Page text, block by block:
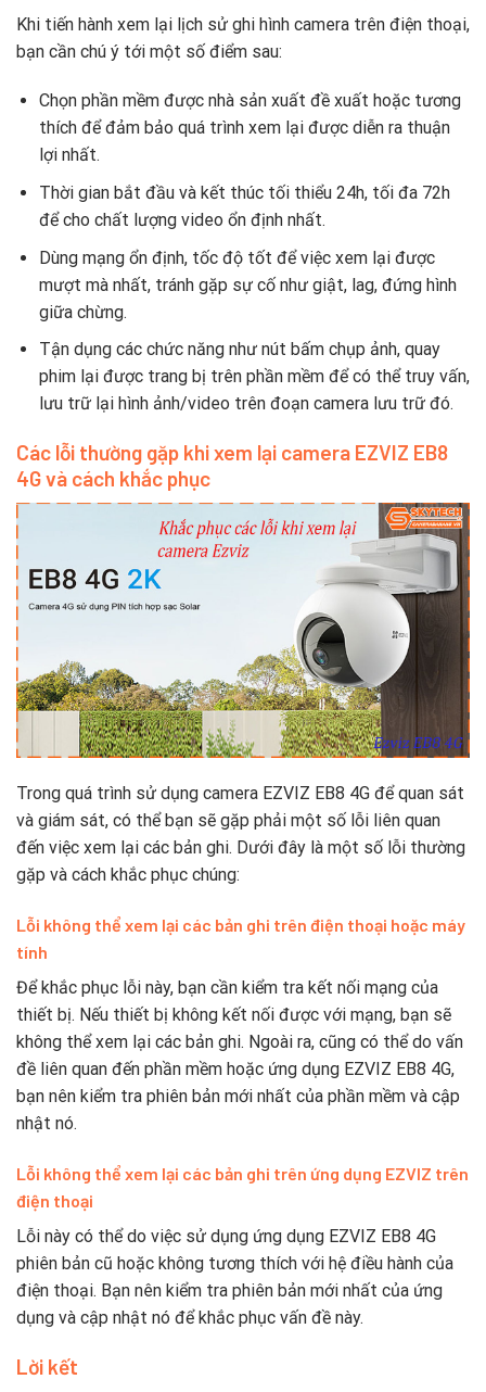
Khi tiến hành xem lại lịch sử ghi hình camera trên điện thoại,
bạn cần chú ý tới một số điểm sau:
Chọn phần mềm được nhà sản xuất đề xuất hoặc tương
thích để đảm bảo quá trình xem lại được diễn ra thuận
lợi nhất.
Thời gian bắt đầu và kết thúc tối thiểu 24h, tối đa 72h
để cho chất lượng video ổn định nhất.
Dùng mạng ổn định, tốc độ tốt để việc xem lại được
mượt mà nhất, tránh gặp sự cố như giật, lag, đứng hình
giữa chừng.
Tận dụng các chức năng như nút bấm chụp ảnh, quay
phim lại được trang bị trên phần mềm để có thể truy vấn,
lưu trữ lại hình ảnh/video trên đoạn camera lưu trữ đó.
Các lỗi thường gặp khi xem lại camera EZVIZ EB8
4G và cách khắc phục
Trong quá trình sử dụng camera EZVIZ EB8 4G để quan sát
và giám sát, có thể bạn sẽ gặp phải một số lỗi liên quan
đến việc xem lại các bản ghi. Dưới đây là một số lỗi thường
gặp và cách khắc phục chúng:
Lỗi không thể xem lại các bản ghi trên điện thoại hoặc máy
tính
Để khắc phục lỗi này, bạn cần kiểm tra kết nối mạng của
thiết bị. Nếu thiết bị không kết nối được với mạng, bạn sẽ
không thể xem lại các bản ghi. Ngoài ra, cũng có thể do vấn
đề liên quan đến phần mềm hoặc ứng dụng EZVIZ EB8 4G,
bạn nên kiểm tra phiên bản mới nhất của phần mềm và cập
nhật nó.
Lỗi không thể xem lại các bản ghi trên ứng dụng EZVIZ trên
điện thoại
Lỗi này có thể do việc sử dụng ứng dụng EZVIZ EB8 4G
phiên bản cũ hoặc không tương thích với hệ điều hành của
điện thoại. Bạn nên kiểm tra phiên bản mới nhất của ứng
dụng và cập nhật nó để khắc phục vấn đề này.
Lời kết